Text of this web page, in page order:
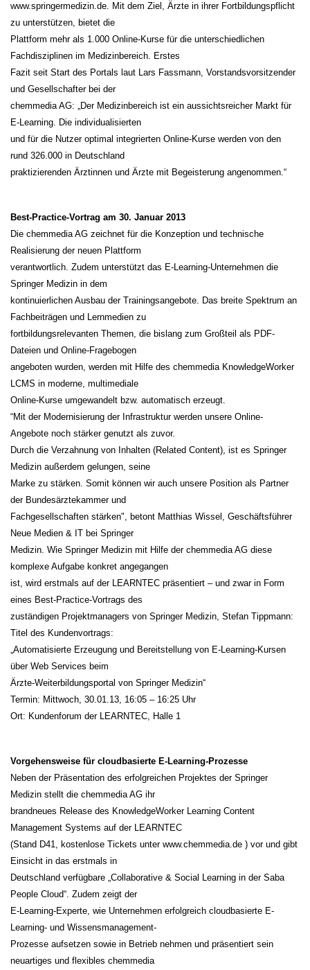
www.springermedizin.de. Mit dem Ziel, Ärzte in ihrer Fortbildungspflicht
zu unterstützen, bietet die
Plattform mehr als 1.000 Online-Kurse für die unterschiedlichen
Fachdisziplinen im Medizinbereich. Erstes
Fazit seit Start des Portals laut Lars Fassmann, Vorstandsvorsitzender
und Gesellschafter bei der
chemmedia AG: „Der Medizinbereich ist ein aussichtsreicher Markt für
E-Learning. Die individualisierten
und für die Nutzer optimal integrierten Online-Kurse werden von den
rund 326.000 in Deutschland
praktizierenden Ärztinnen und Ärzte mit Begeisterung angenommen.“
Best-Practice-Vortrag am 30. Januar 2013
Die chemmedia AG zeichnet für die Konzeption und technische
Realisierung der neuen Plattform
verantwortlich. Zudem unterstützt das E-Learning-Unternehmen die
Springer Medizin in dem
kontinuierlichen Ausbau der Trainingsangebote. Das breite Spektrum an
Fachbeiträgen und Lernmedien zu
fortbildungsrelevanten Themen, die bislang zum Großteil als PDF-
Dateien und Online-Fragebogen
angeboten wurden, werden mit Hilfe des chemmedia KnowledgeWorker
LCMS in moderne, multimediale
Online-Kurse umgewandelt bzw. automatisch erzeugt.
“Mit der Modernisierung der Infrastruktur werden unsere Online-
Angebote noch stärker genutzt als zuvor.
Durch die Verzahnung von Inhalten (Related Content), ist es Springer
Medizin außerdem gelungen, seine
Marke zu stärken. Somit können wir auch unsere Position als Partner
der Bundesärztekammer und
Fachgesellschaften stärken", betont Matthias Wissel, Geschäftsführer
Neue Medien & IT bei Springer
Medizin. Wie Springer Medizin mit Hilfe der chemmedia AG diese
komplexe Aufgabe konkret angegangen
ist, wird erstmals auf der LEARNTEC präsentiert – und zwar in Form
eines Best-Practice-Vortrags des
zuständigen Projektmanagers von Springer Medizin, Stefan Tippmann:
Titel des Kundenvortrags:
„Automatisierte Erzeugung und Bereitstellung von E-Learning-Kursen
über Web Services beim
Ärzte-Weiterbildungsportal von Springer Medizin“
Termin: Mittwoch, 30.01.13, 16:05 – 16:25 Uhr
Ort: Kundenforum der LEARNTEC, Halle 1
Vorgehensweise für cloudbasierte E-Learning-Prozesse
Neben der Präsentation des erfolgreichen Projektes der Springer
Medizin stellt die chemmedia AG ihr
brandneues Release des KnowledgeWorker Learning Content
Management Systems auf der LEARNTEC
(Stand D41, kostenlose Tickets unter www.chemmedia.de ) vor und gibt
Einsicht in das erstmals in
Deutschland verfügbare „Collaborative & Social Learning in der Saba
People Cloud“. Zudem zeigt der
E-Learning-Experte, wie Unternehmen erfolgreich cloudbasierte E-
Learning- und Wissensmanagement-
Prozesse aufsetzen sowie in Betrieb nehmen und präsentiert sein
neuartiges und flexibles chemmedia